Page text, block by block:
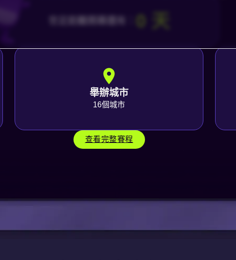
0 天
舉辦城市
16個城市
查看完整賽程